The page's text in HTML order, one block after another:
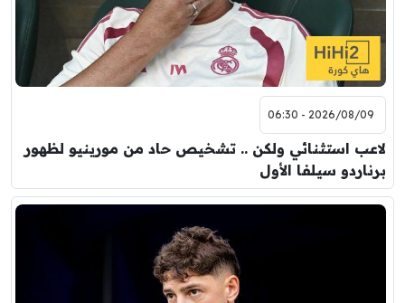
2026/08/09 - 06:30
لاعب استثنائي ولكن .. تشخيص حاد من مورينيو لظهور
برناردو سيلفا الأول